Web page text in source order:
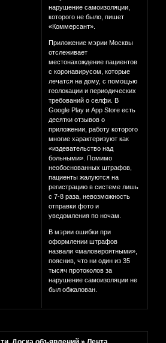
нарушение самоизоляции,
которого не было, пишет
«Коммерсант».
Приложение мэрии Москвы
отслеживает
местонахождение пациентов
с коронавирусом, которые
лечатся на дому, с помощью
геолокации и периодических
требований о селфи. В
Google Play и App Store есть
десятки отзывов о
приложении, работу которого
многие характеризуют как
«издевательство над
больными». Помимо
необоснованных штрафов,
пациенты жалуются на
регистрацию в системе лишь
с 7-8 раза, невозможность
отправки фото и
уведомления по ночам.
В мэрии ошибки при
оформлении штрафов
назвали «маловероятными»,
пояснив, что ни один из 35
тысяч протоколов за
нарушение самоизоляции не
был обжалован.